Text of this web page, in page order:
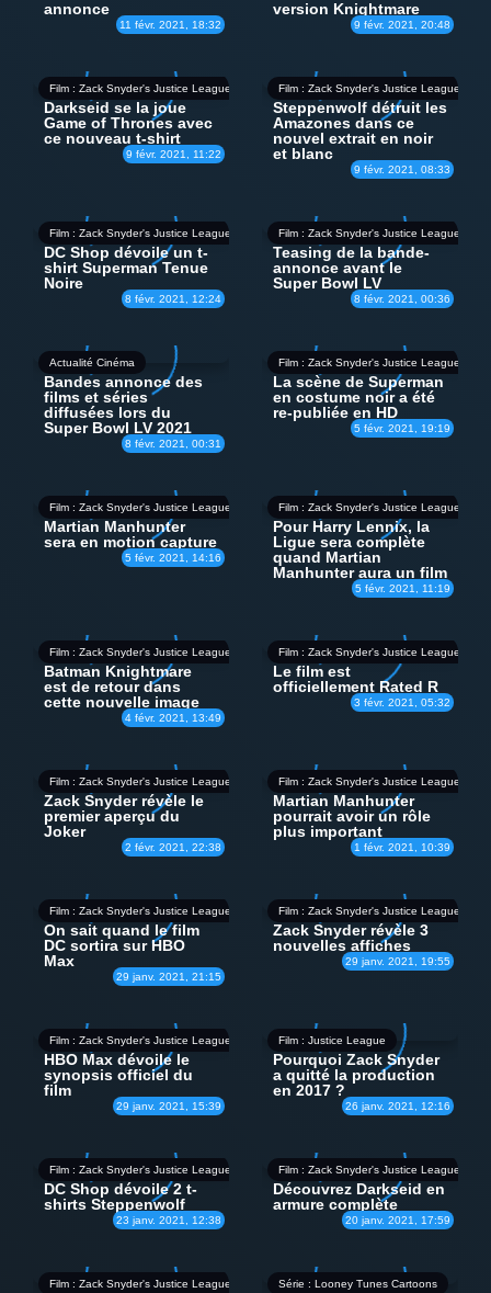
11 févr. 2021, 18:32
annonce
9 févr. 2021, 20:48
version Knightmare
Film : Zack Snyder's Justice League
9 févr. 2021, 11:22
Darkseid se la joue
Game of Thrones avec
ce nouveau t-shirt
Film : Zack Snyder's Justice League
9 févr. 2021, 08:33
Steppenwolf détruit les
Amazones dans ce
nouvel extrait en noir
et blanc
Film : Zack Snyder's Justice League
8 févr. 2021, 12:24
DC Shop dévoile un t-
shirt Superman Tenue
Noire
Film : Zack Snyder's Justice League
8 févr. 2021, 00:36
Teasing de la bande-
annonce avant le
Super Bowl LV
Actualité Cinéma
8 févr. 2021, 00:31
Bandes annonce des
films et séries
diffusées lors du
Super Bowl LV 2021
Film : Zack Snyder's Justice League
5 févr. 2021, 19:19
La scène de Superman
en costume noir a été
re-publiée en HD
Film : Zack Snyder's Justice League
5 févr. 2021, 14:16
Martian Manhunter
sera en motion capture
Film : Zack Snyder's Justice League
5 févr. 2021, 11:19
Pour Harry Lennix, la
Ligue sera complète
quand Martian
Manhunter aura un film
Film : Zack Snyder's Justice League
4 févr. 2021, 13:49
Batman Knightmare
est de retour dans
cette nouvelle image
Film : Zack Snyder's Justice League
3 févr. 2021, 05:32
Le film est
officiellement Rated R
Film : Zack Snyder's Justice League
2 févr. 2021, 22:38
Zack Snyder révèle le
premier aperçu du
Joker
Film : Zack Snyder's Justice League
1 févr. 2021, 10:39
Martian Manhunter
pourrait avoir un rôle
plus important
Film : Zack Snyder's Justice League
29 janv. 2021, 21:15
On sait quand le film
DC sortira sur HBO
Max
Film : Zack Snyder's Justice League
29 janv. 2021, 19:55
Zack Snyder révèle 3
nouvelles affiches
Film : Zack Snyder's Justice League
29 janv. 2021, 15:39
HBO Max dévoile le
synopsis officiel du
film
Film : Justice League
26 janv. 2021, 12:16
Pourquoi Zack Snyder
a quitté la production
en 2017 ?
Film : Zack Snyder's Justice League
23 janv. 2021, 12:38
DC Shop dévoile 2 t-
shirts Steppenwolf
Film : Zack Snyder's Justice League
20 janv. 2021, 17:59
Découvrez Darkseid en
armure complète
Film : Zack Snyder's Justice League Série : Looney Tunes Cartoons